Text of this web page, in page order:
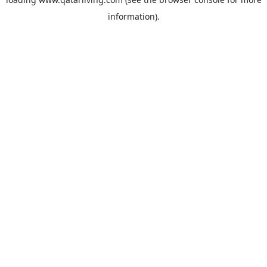
information).